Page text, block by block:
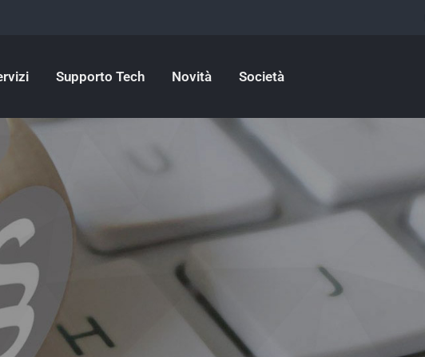
Supporto Tech Novità Società